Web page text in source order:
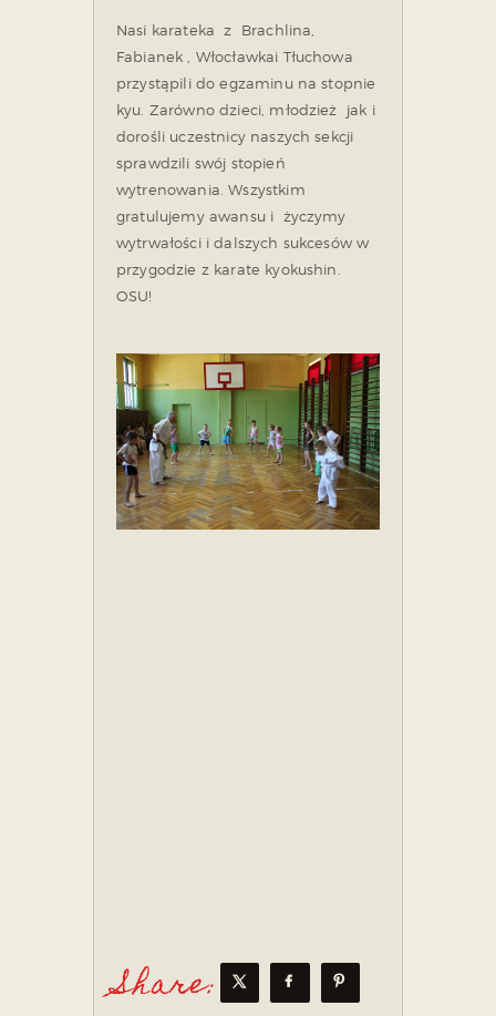
Nasi karateka z Brachlina,
Fabianek , Włocławkai Tłuchowa
przystąpili do egzaminu na stopnie
kyu. Zarówno dzieci, młodzież jak i
dorośli uczestnicy naszych sekcji
sprawdzili swój stopień
wytrenowania. Wszystkim
gratulujemy awansu i życzymy
wytrwałości i dalszych sukcesów w
przygodzie z karate kyokushin.
OSU!
Share: